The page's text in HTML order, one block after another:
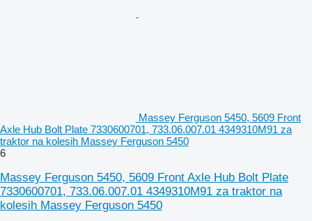
Massey Ferguson 5450, 5609 Front
Axle Hub Bolt Plate 7330600701, 733.06.007.01 4349310M91 za
traktor na kolesih Massey Ferguson 5450
6
Massey Ferguson 5450, 5609 Front Axle Hub Bolt Plate
7330600701, 733.06.007.01 4349310M91 za traktor na
kolesih Massey Ferguson 5450